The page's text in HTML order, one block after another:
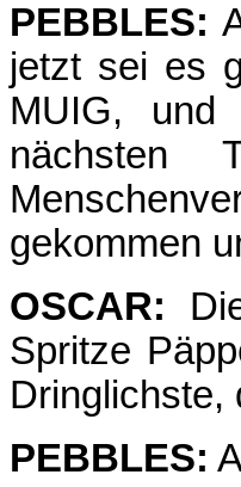
PEBBLES:
jetzt sei es
MUIG,
nächsten
gekommen
OSCAR:
Spritze
Dringlichste,
PEBBLES: